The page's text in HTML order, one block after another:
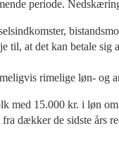
periode.
til, at det kan betale
rimelige løn- og
med 15.000 kr. i løn
dækker de sidste års